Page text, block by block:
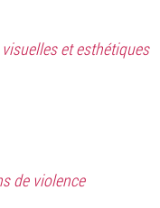
et esthétiques
de violence